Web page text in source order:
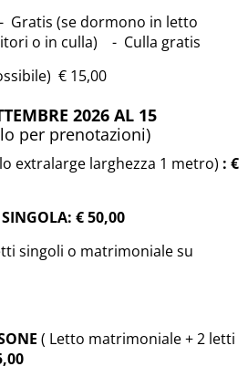
Gratis (se dormono in letto
o in culla) - Culla gratis
€ 15,00
2026 AL 15
per prenotazioni)
extralarge larghezza 1 metro) : €
€ 50,00
singoli o matrimoniale su
( Letto matrimoniale + 2 letti
,00